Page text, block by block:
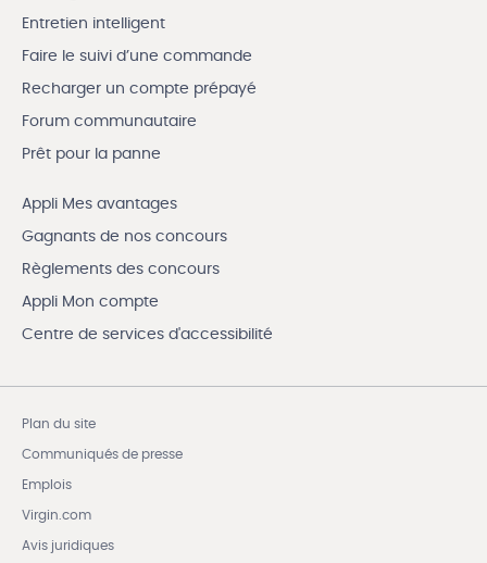
Entretien intelligent
Faire le suivi d’une commande
Recharger un compte prépayé
Forum communautaire
Prêt pour la panne
Appli Mes avantages
Gagnants de nos concours
Règlements des concours
Appli Mon compte
Centre de services d'accessibilité
Plan du site
Communiqués de presse
Emplois
Virgin.com
Avis juridiques